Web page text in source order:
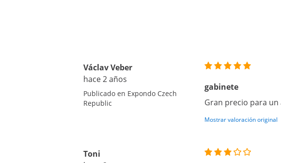
Václav Veber
hace 2 años
Publicado en Expondo Czech
Republic
gabinete
Gran precio para un
Mostrar valoración original
Toni